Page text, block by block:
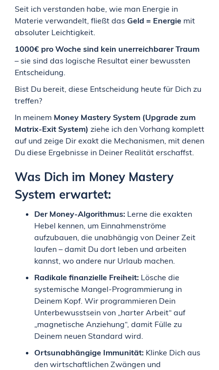
Seit ich verstanden habe, wie man Energie in
Materie verwandelt, fließt das Geld = Energie mit
absoluter Leichtigkeit.
1000€ pro Woche sind kein unerreichbarer Traum
– sie sind das logische Resultat einer bewussten
Entscheidung.
Bist Du bereit, diese Entscheidung heute für Dich zu
treffen?
In meinem Money Mastery System (Upgrade zum
Matrix-Exit System) ziehe ich den Vorhang komplett
auf und zeige Dir exakt die Mechanismen, mit denen
Du diese Ergebnisse in Deiner Realität erschaffst.
Was Dich im Money Mastery
System erwartet:
Der Money-Algorithmus: Lerne die exakten
Hebel kennen, um Einnahmenströme
aufzubauen, die unabhängig von Deiner Zeit
laufen – damit Du dort leben und arbeiten
kannst, wo andere nur Urlaub machen.
Radikale finanzielle Freiheit: Lösche die
systemische Mangel-Programmierung in
Deinem Kopf. Wir programmieren Dein
Unterbewusstsein von „harter Arbeit“ auf
„magnetische Anziehung“, damit Fülle zu
Deinem neuen Standard wird.
Ortsunabhängige Immunität: Klinke Dich aus
den wirtschaftlichen Zwängen und